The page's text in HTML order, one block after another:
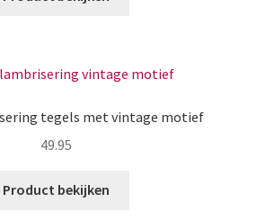
tegels met vintage motief
49.95
Product bekijken